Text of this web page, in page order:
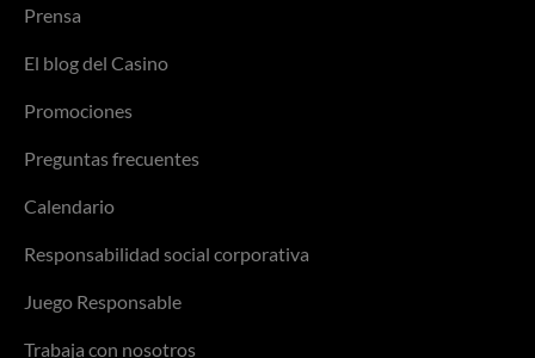
Prensa
El blog del Casino
Promociones
Preguntas frecuentes
Calendario
Responsabilidad social corporativa
Juego Responsable
Trabaja con nosotros